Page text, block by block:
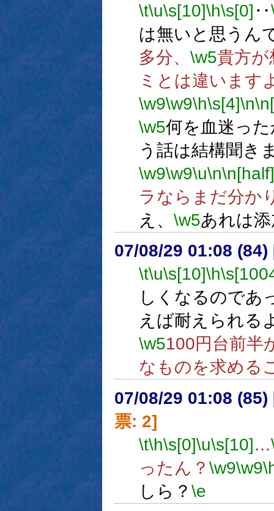
\t\u\s[10]\h\s[0] ‥
は無いと思うん
多分、 \w5貴方
ミとは違います
\w9\w9\h\s[4]\n
\w5何を血迷っ
う話は結構聞き
\w9\w9\u\n\n[half]
ラならまだ分か
え、 \w5あれは
07/08/29 01:08 (84)
\t\u\s[10]\h
しくなるのであ
えば耐えられる
\w5100円台前半
なものを求める
07/08/29 01:08 (85)
票: 2]
\t\h\s[0]\u\s[10]…
ったん？ \w9\w9
しら？ \e